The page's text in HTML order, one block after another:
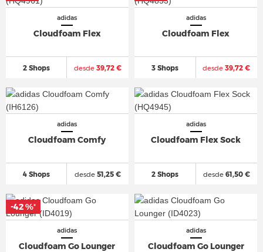
adidas
Cloudfoam Flex
2 Shops desde39,72 €
adidas
Cloudfoam Flex
3 Shops desde 39,72 €
adidas
Cloudfoam Comfy
4 Shops desde51,25 €
adidas
Cloudfoam Flex Sock
2 Shops desde61,50 €
adidas
Cloudfoam Go Lounger
-42 %*
adidas
Cloudfoam Go Lounger